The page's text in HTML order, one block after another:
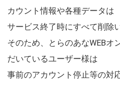
カウント情報や各種データは
サービス終了時にすべて削除
そのため、とらのあなWEBオ
だいているユーザー様は
事前のアカウント停止等の対